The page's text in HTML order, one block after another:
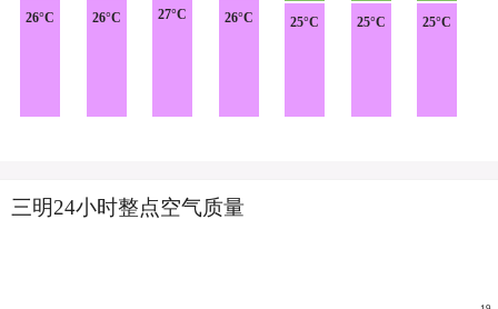
26°C 26°C 27°C 26°C 25°C 25°C 25°C
三明24小时整点空气质量